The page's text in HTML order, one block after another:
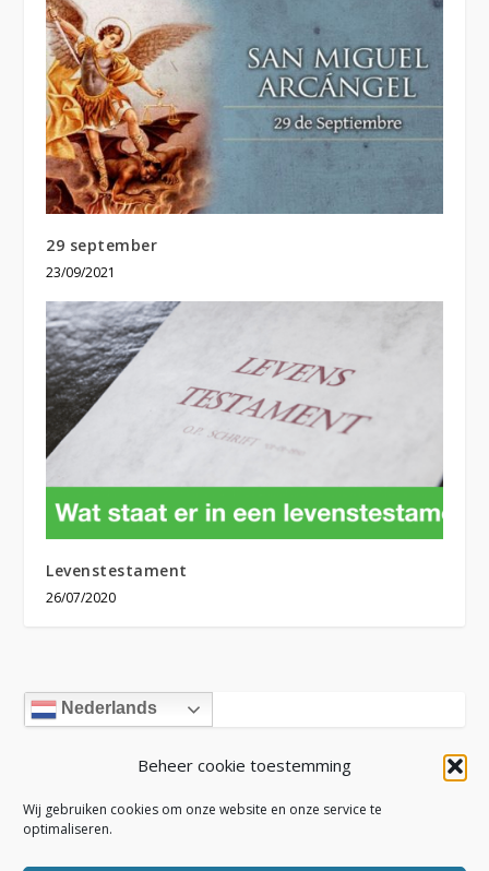
Beheer cookie toestemming
Wij gebruiken cookies om onze website en onze service te
optimaliseren.
29 september
23/09/2021
Levenstestament
26/07/2020
Nederlands